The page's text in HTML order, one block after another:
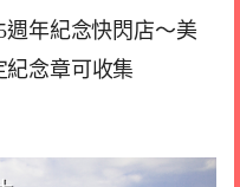
週年紀念快閃店～美
念章可收集